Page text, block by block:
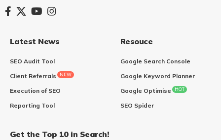
Latest News
SEO Audit Tool
Client Referrals NEW
Execution of SEO
Reporting Tool
Resouce
Google Search Console
Google Keyword Planner
Google Optimise HOT
SEO Spider
Get the Top 10 in Search!